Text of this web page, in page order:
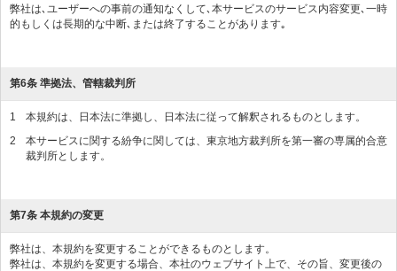
弊社は､ユーザーへの事前の通知なくして､本サービスのサービス内容変更､一時
的もしくは長期的な中断､または終了することがあります｡
第6条 準拠法、管轄裁判所
1
本規約は、日本法に準拠し、日本法に従って解釈されるものとします。
2
本サービスに関する紛争に関しては、東京地方裁判所を第一審の専属的合意
裁判所とします。
第7条 本規約の変更
弊社は、本規約を変更することができるものとします。
弊社は、本規約を変更する場合、本社のウェブサイト上で、その旨、変更後の